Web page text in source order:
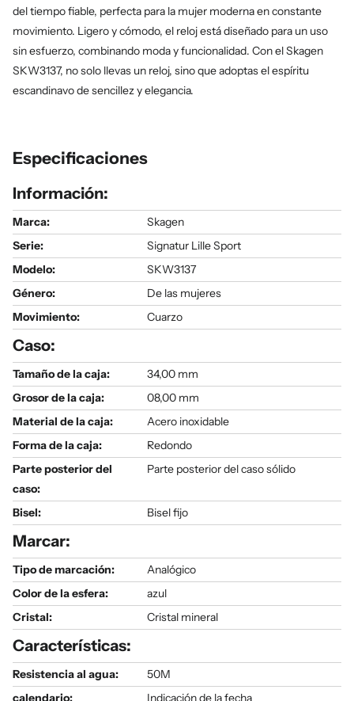
del tiempo fiable, perfecta para la mujer moderna en constante
movimiento. Ligero y cómodo, el reloj está diseñado para un uso
sin esfuerzo, combinando moda y funcionalidad. Con el Skagen
SKW3137, no solo llevas un reloj, sino que adoptas el espíritu
escandinavo de sencillez y elegancia.
Especificaciones
Información:
Marca:
Skagen
Serie:
Signatur Lille Sport
Modelo:
SKW3137
Género:
De las mujeres
Movimiento:
Cuarzo
Caso:
Tamaño de la caja:
34,00 mm
Grosor de la caja:
08,00 mm
Material de la caja:
Acero inoxidable
Forma de la caja:
Redondo
Parte posterior del
caso:
Parte posterior del caso sólido
Bisel: Bisel fijo
Marcar:
Tipo de marcación:
Analógico
Color de la esfera:
azul
Cristal:
Cristal mineral
Características:
Resistencia al agua:
50M
calendario:
Indicación de la fecha